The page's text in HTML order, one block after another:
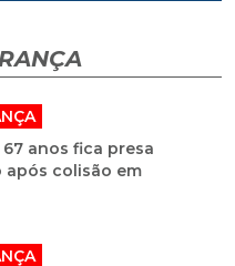
anos fica presa
após colisão em